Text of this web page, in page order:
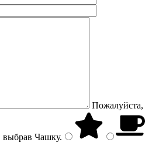
Пожалуйста,
выбрав Чашку.